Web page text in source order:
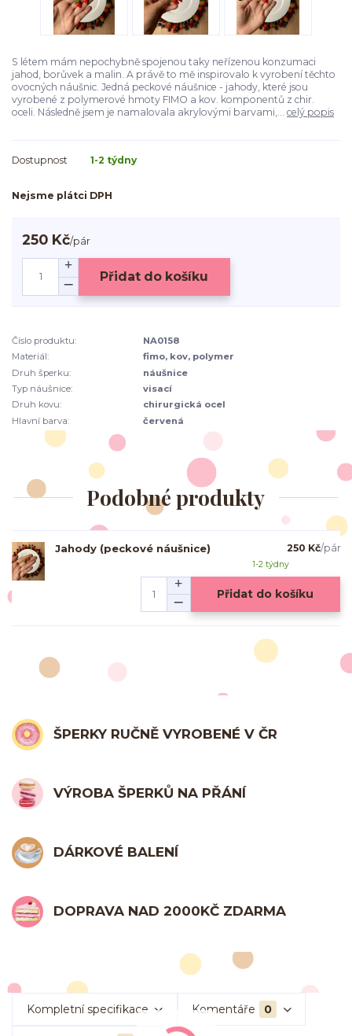
S létem mám nepochybně spojenou taky neřízenou konzumaci
jahod, borůvek a malin. A právě to mě inspirovalo k vyrobení těchto
ovocných náušnic. Jedná peckové náušnice - jahody, které jsou
vyrobené z polymerové hmoty FIMO a kov. komponentů z chir.
oceli. Následně jsem je namalovala akrylovými barvami,... celý popis
Dostupnost 1-2 týdny
Nejsme plátci DPH
250 Kč/pár
Přidat do košíku
Číslo produktu:
NA0158
Materiál:
fimo, kov, polymer
Druh šperku:
náušnice
Typ náušnice:
visací
Druh kovu:
chirurgická ocel
Hlavní barva:
červená
Podobné produkty
Jahody (peckové náušnice) 250 Kč/pár
1-2 týdny
Přidat do košíku
ŠPERKY RUČNĚ VYROBENÉ V ČR
VÝROBA ŠPERKŮ NA PŘÁNÍ
DÁRKOVÉ BALENÍ
DOPRAVA NAD 2000KČ ZDARMA
Kompletní specifikace Komentáře 0